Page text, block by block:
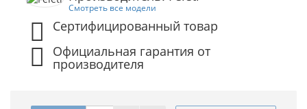
Смотреть все модели
Сертифицированный товар
Официальная гарантия от
производителя